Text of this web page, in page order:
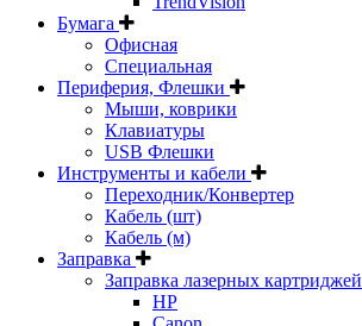
Бумага
Офисная
Специальная
Периферия, Флешки
Мыши, коврики
Клавиатуры
USB Флешки
Инструменты и кабели
Переходник/Конвертер
Кабель (шт)
Кабель (м)
Заправка
Заправка лазерных картриджей
HP